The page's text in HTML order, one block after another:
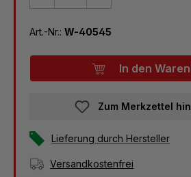
Art.-Nr.: W-40545
In den
Zum Merkzettel
Lieferung durch Hersteller
Versandkostenfrei